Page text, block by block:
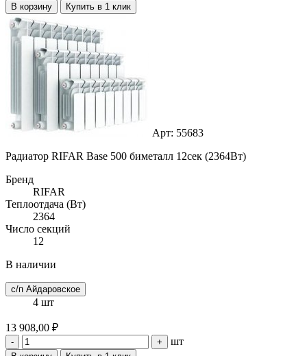
В корзину Купить в 1 клик
Арт: 55683
Радиатор RIFAR Base 500 биметалл 12сек (2364Вт)
Бренд
RIFAR
Теплоотдача (Вт)
2364
Число секций
12
В наличии
с/п Айдаровское
4 шт
13 908,00 ₽
- + шт